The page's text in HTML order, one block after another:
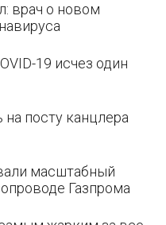
врач о новом
19 исчез один
посту канцлера
масштабный
Газпрома